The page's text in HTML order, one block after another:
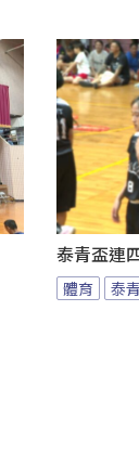
泰青盃連
體育 泰